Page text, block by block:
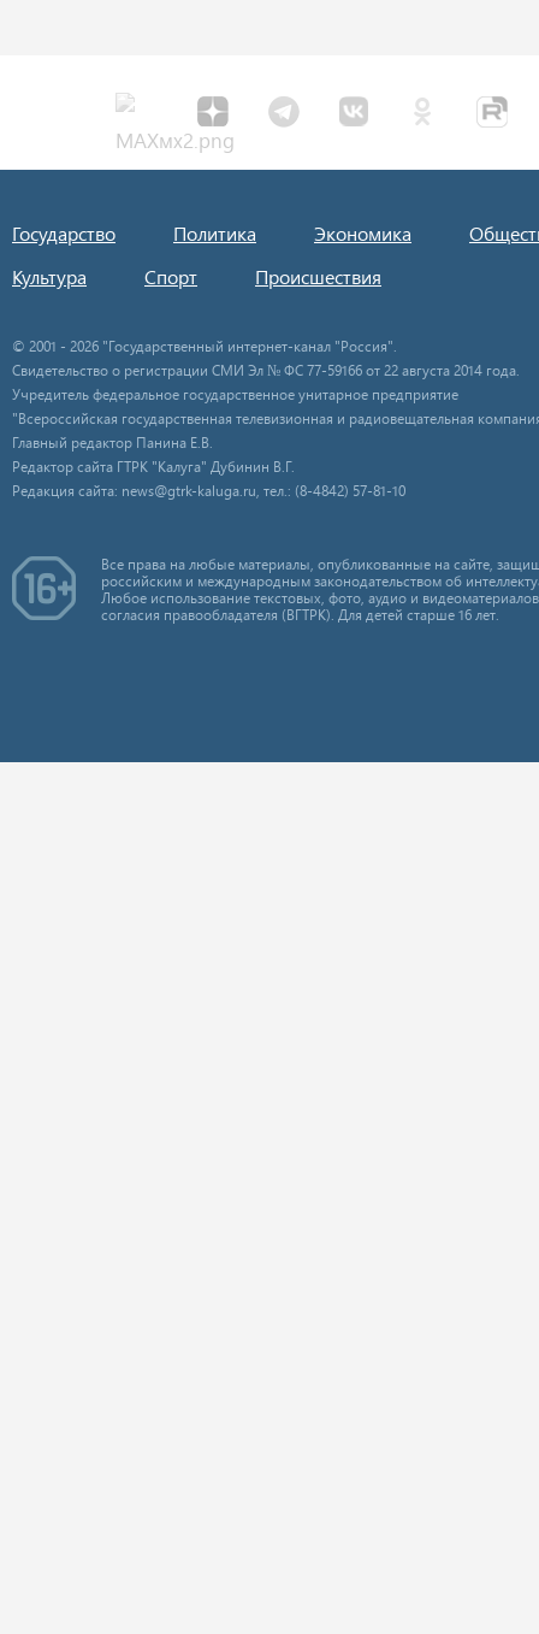
Государство Политика Экономика
Культура
Спорт Происшествия
© 2001 - 2026 "Государственный интернет-канал "Россия".
Свидетельство о регистрации СМИ Эл № ФС 77-59166 от 22 августа 2014 года.
Учредитель федеральное государственное унитарное предприятие
"Всероссийская государственная телевизионная и радиовещательная
Главный редактор Панина Е.В.
Редактор сайта ГТРК "Калуга" Дубинин В.Г.
Редакция сайта: news@gtrk-kaluga.ru, тел.: (8-4842) 57-81-10
Все права на любые материалы, опубликованные на сайте,
российским и международным законодательством об
Любое использование текстовых, фото, аудио и
согласия правообладателя (ВГТРК). Для детей старше 16 лет.